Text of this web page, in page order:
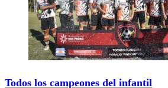
Todos los campeones del infantil